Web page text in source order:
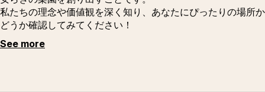
私たちの理念や価値観を深く知り、あなたにぴったりの場所か
どうか確認してみてください！
See more